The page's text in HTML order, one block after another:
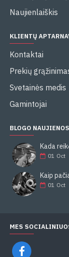
Naujienlaiškis
KLIENTŲ
Kontaktai
Prekių
Svetainės medis
Gamintojai
BLOGO NAUJIENOS
Kada
01 Oct
Kaip
01 Oct
MES